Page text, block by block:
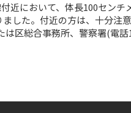
近において、体長100センチ
した。付近の方は、十分注意
区総合事務所、警察署(電